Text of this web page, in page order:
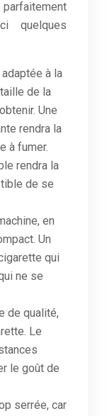
quelques
à la
de la
Une
rendra la
à fumer.
rendra la
de se
en
Un
qui
ne se
de qualité,
Le
le goût de
serrée, car